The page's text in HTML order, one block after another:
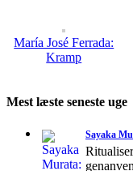
María José Ferrada:
Kramp
Mest læste seneste uge
Sayaka